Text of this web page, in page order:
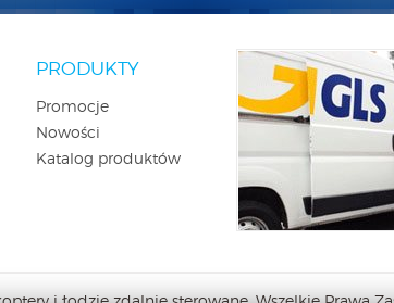
PRODUKTY
Promocje
Nowości
Katalog produktów